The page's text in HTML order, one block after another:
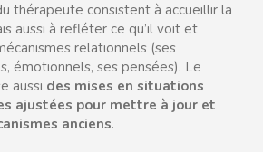
thérapeute consistent à accueillir la
aussi à refléter ce qu’il voit et
relationnels (ses
émotionnels, ses pensées). Le
aussi des mises en situations
ajustées pour mettre à jour et
anciens.